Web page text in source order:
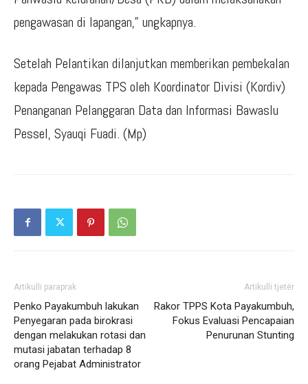
pengawasan di lapangan,” ungkapnya.
Setelah Pelantikan dilanjutkan memberikan pembekalan
kepada Pengawas TPS oleh Koordinator Divisi (Kordiv)
Penanganan Pelanggaran Data dan Informasi Bawaslu
Pessel, Syauqi Fuadi. (Mp)
Artikulli paraprak
Penko Payakumbuh lakukan
Penyegaran pada birokrasi
dengan melakukan rotasi dan
mutasi jabatan terhadap 8
orang Pejabat Administrator
Artikulli tjetër
Rakor TPPS Kota Payakumbuh,
Fokus Evaluasi Pencapaian
Penurunan Stunting